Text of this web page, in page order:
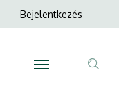
Anonim
menüje
Bejelentkezés